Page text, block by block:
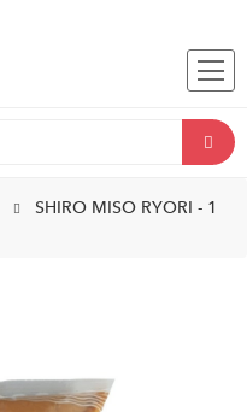
SHIRO MISO RYORI - 1